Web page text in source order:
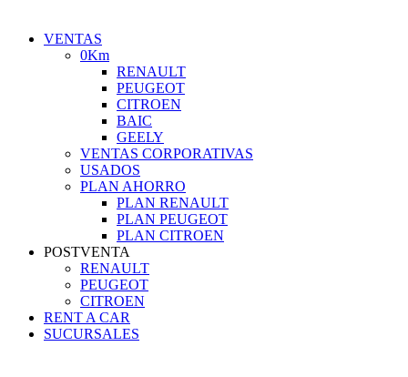
VENTAS
0Km
RENAULT
PEUGEOT
CITROEN
BAIC
GEELY
VENTAS CORPORATIVAS
USADOS
PLAN AHORRO
PLAN RENAULT
PLAN PEUGEOT
PLAN CITROEN
POSTVENTA
RENAULT
PEUGEOT
CITROEN
RENT A CAR
SUCURSALES